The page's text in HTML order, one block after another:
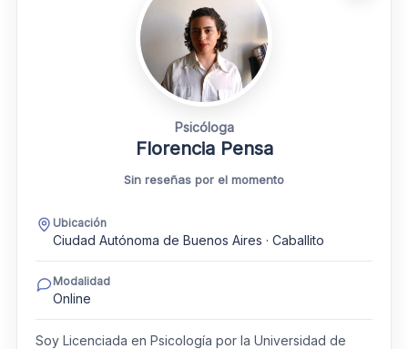
Psicóloga
Florencia Pensa
Sin reseñas por el momento
Ubicación
Ciudad Autónoma de Buenos Aires · Caballito
Modalidad
Online
Soy Licenciada en Psicología por la Universidad de